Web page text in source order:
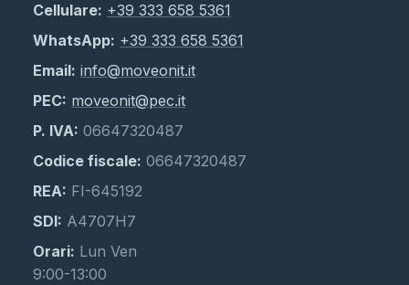
Cellulare: +39 333 658 5361
WhatsApp: +39 333 658 5361
Email: info@moveonit.it
PEC: moveonit@pec.it
P. IVA: 06647320487
Codice fiscale: 06647320487
REA: FI-645192
SDI: A4707H7
Orari: Lun Ven
9:00-13:00